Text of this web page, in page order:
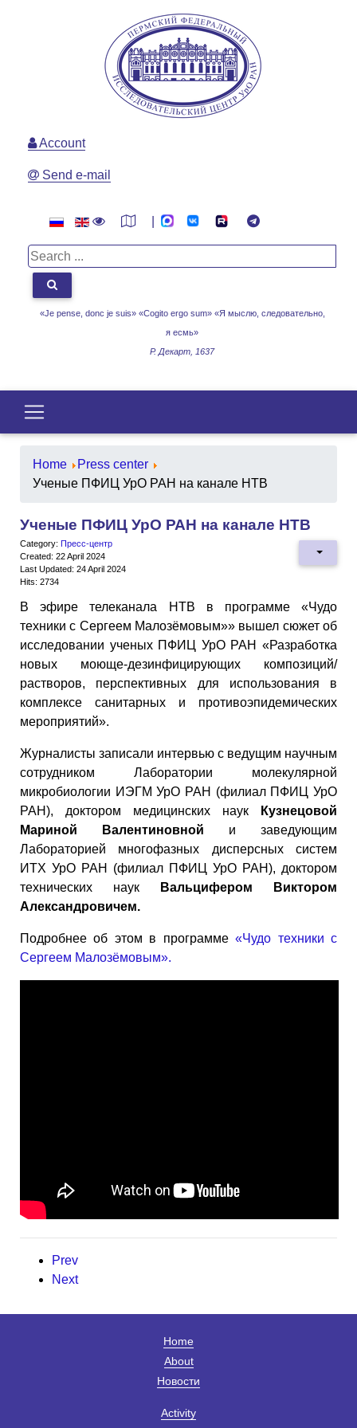
«Je pense, donc je suis» «Cogito ergo sum» «Я мыслю, следовательно,
я есмь»
Р. Декарт, 1637
Account
Send e-mail
Home
Press center
Ученые ПФИЦ УрО РАН на канале НТВ
Ученые ПФИЦ УрО РАН на канале НТВ
Category: Пресс-центр
Created: 22 April 2024
Last Updated: 24 April 2024
Hits: 2734
В эфире телеканала НТВ в программе «Чудо
техники с Сергеем Малозёмовым»» вышел сюжет об
исследовании ученых ПФИЦ УрО РАН «Разработка
новых моюще-дезинфицирующих композиций/
растворов, перспективных для использования в
комплексе санитарных и противоэпидемических
мероприятий».
Журналисты записали интервью с ведущим научным
сотрудником Лаборатории молекулярной
микробиологии ИЭГМ УрО РАН (филиал ПФИЦ УрО
РАН), доктором медицинских наук Кузнецовой
Мариной Валентиновной и заведующим
Лабораторией многофазных дисперсных систем
ИТХ УрО РАН (филиал ПФИЦ УрО РАН), доктором
технических наук
Вальцифером Виктором
Александровичем.
Подробнее об этом в программе«Чудо техники с
Сергеем Малозёмовым».
Prev
Next
Home
About
Новости
Activity